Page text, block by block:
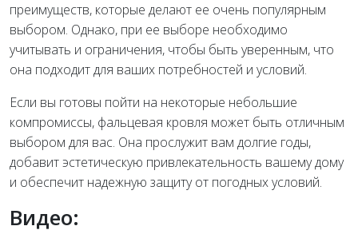
преимуществ, которые делают ее очень популярным
выбором. Однако, при ее выборе необходимо
учитывать и ограничения, чтобы быть уверенным, что
она подходит для ваших потребностей и условий.
Если вы готовы пойти на некоторые небольшие
компромиссы, фальцевая кровля может быть отличным
выбором для вас. Она прослужит вам долгие годы,
добавит эстетическую привлекательность вашему дому
и обеспечит надежную защиту от погодных условий.
Видео: